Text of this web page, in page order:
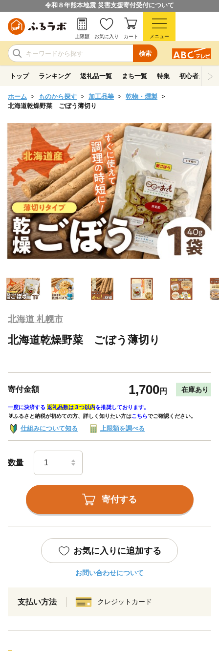
令和８年熊本地震 災害支援寄付受付について
検索
上限額 お気に入り カート メニュー
トップ ランキング 返礼品一覧 まち一覧 特集 初心者ガイド
ホーム ものから探す 加工品等
乾物・燻製
北海道乾燥野菜 ごぼう薄切り
北海道 札幌市
北海道乾燥野菜 ごぼう薄切り
寄付金額 1,700円 在庫あり
一度に決済する 返礼品数は３つ以内を推奨しております。
🔰ふるさと納税が初めての方、詳しく知りたい方はこちらでご確認ください。
仕組みについて知る 上限額を調べる
数量
寄付する
お気に入りに追加する
お問い合わせについて
支払い方法 クレジットカード